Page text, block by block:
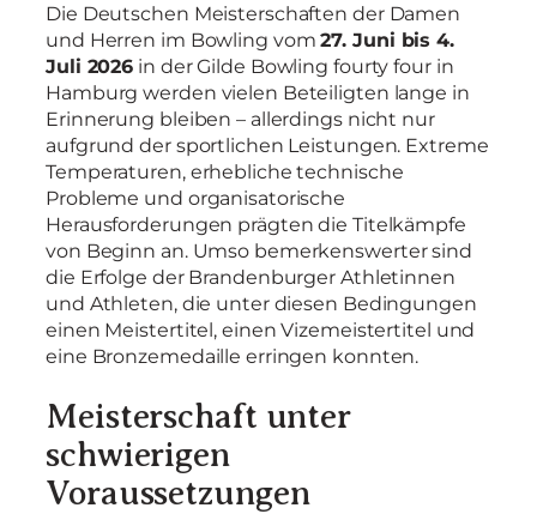
Die Deutschen Meisterschaften der Damen
und Herren im Bowling vom27. Juni bis 4.
Juli 2026 in der Gilde Bowling fourty four in
Hamburg werden vielen Beteiligten lange in
Erinnerung bleiben – allerdings nicht nur
aufgrund der sportlichen Leistungen. Extreme
Temperaturen, erhebliche technische
Probleme und organisatorische
Herausforderungen prägten die Titelkämpfe
von Beginn an. Umso bemerkenswerter sind
die Erfolge der Brandenburger Athletinnen
und Athleten, die unter diesen Bedingungen
einen Meistertitel, einen Vizemeistertitel und
eine Bronzemedaille erringen konnten.
Meisterschaft unter
schwierigen
Voraussetzungen